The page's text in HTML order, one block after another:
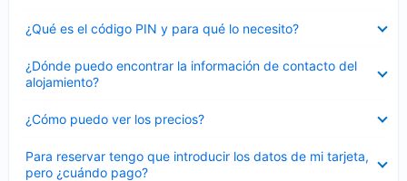
¿Qué es el código PIN y para qué lo necesito?
cerrado
¿Dónde puedo encontrar la información de contacto del
alojamiento?
cerrado
¿Cómo puedo ver los precios?
cerrado
Para reservar tengo que introducir los datos de mi tarjeta,
pero ¿cuándo pago?
cerrado